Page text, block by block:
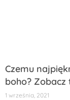
Czemu
boho? Zobacz
1 września, 2021